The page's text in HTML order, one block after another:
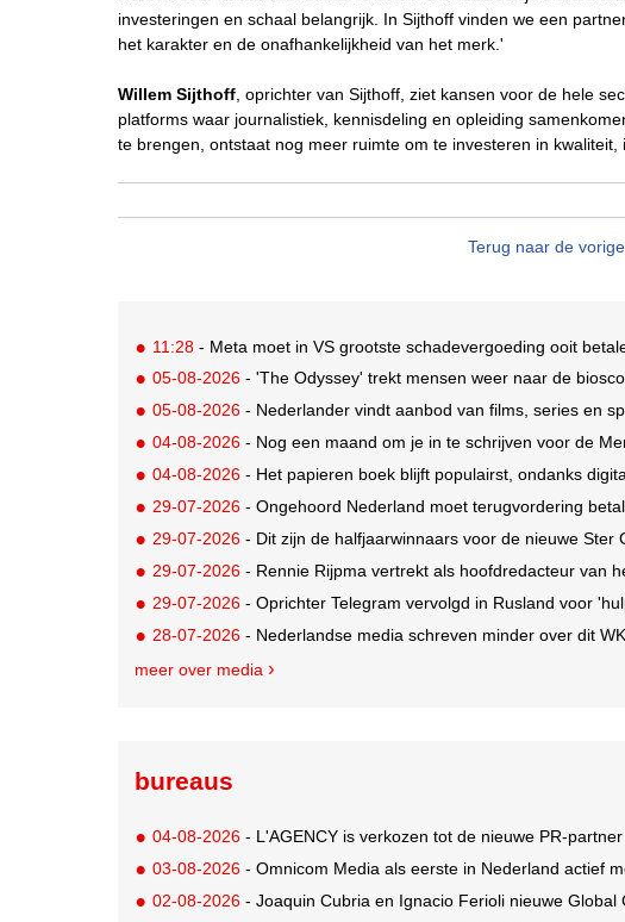
investeringen en schaal belangrijk. In Sijthoff vinden we een
het karakter en de onafhankelijkheid van het merk.'
Willem Sijthoff , oprichter van Sijthoff, ziet kansen voor de hele
platforms waar journalistiek, kennisdeling en opleiding
te brengen, ontstaat nog meer ruimte om te investeren in
Terug naar de
11:28 - Meta moet in VS grootste schadevergoeding ooit
05-08-2026 - 'The Odyssey' trekt mensen weer naar de
05-08-2026 - Nederlander vindt aanbod van films, series en
04-08-2026 - Nog een maand om je in te schrijven voor de
04-08-2026 - Het papieren boek blijft populairst, ondanks
29-07-2026 - Ongehoord Nederland moet terugvordering
29-07-2026 - Dit zijn de halfjaarwinnaars voor de nieuwe Ster
29-07-2026 - Rennie Rijpma vertrekt als hoofdredacteur van
29-07-2026 - Oprichter Telegram vervolgd in Rusland voor
28-07-2026 - Nederlandse media schreven minder over dit WK
meer over media
bureaus
04-08-2026 - L'AGENCY is verkozen tot de nieuwe PR-
03-08-2026 - Omnicom Media als eerste in Nederland actief
02-08-2026 - Joaquin Cubria en Ignacio Ferioli nieuwe Global